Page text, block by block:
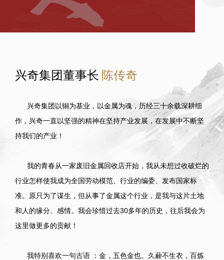
兴奇集团董事长 陈传奇
兴奇集团以铜为基业，以金属为魂，历经三十余载深耕细
作，兴奇一直以坚强的精神在坚持产业发展，在发展中不断坚
持我们的产业！
我的青春从一家废旧金属回收店开始，我从未想过收破烂的
行业怎样使我成为全国劳动模范、行业的编委、发布国家标
准。原只为了谋生，但从事了金属这个行业，是我与这片土地
和人的缘分、感情。我会珍惜过去30多年的历史，往后我会为
这里做更多的贡献！
我特别喜欢一句古语 ：金，五色金也。久薶不生衣，百炼